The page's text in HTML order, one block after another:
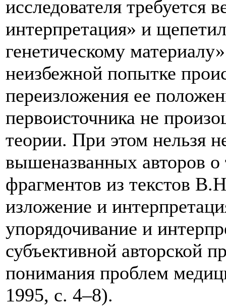
исследователя требуется
интерпретация» и
генетическому
неизбежной попытке
переизложения ее
первоисточника не
теории. При этом нельзя
вышеназванных авторов
фрагментов из текстов
изложение и
упорядочивание и
субъективной авторской
понимания проблем
1995, с. 4–8).